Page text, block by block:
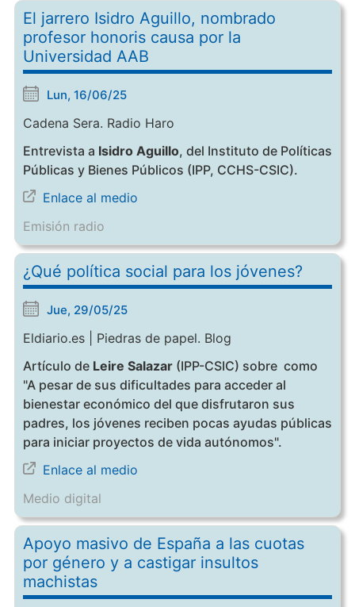
El jarrero Isidro Aguillo, nombrado
profesor honoris causa por la
Universidad AAB
Lun, 16/06/25
Cadena Sera. Radio Haro
Entrevista a Isidro Aguillo, del Instituto de Políticas
Públicas y Bienes Públicos (IPP, CCHS-CSIC).
Enlace al medio
Emisión radio
¿Qué política social para los jóvenes?
Jue, 29/05/25
Eldiario.es | Piedras de papel. Blog
Artículo de Leire Salazar(IPP-CSIC) sobre como
"A pesar de sus dificultades para acceder al
bienestar económico del que disfrutaron sus
padres, los jóvenes reciben pocas ayudas públicas
para iniciar proyectos de vida autónomos".
Enlace al medio
Medio digital
Apoyo masivo de España a las cuotas
por género y a castigar insultos
machistas